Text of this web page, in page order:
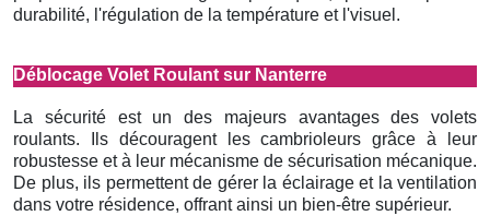
durabilité, l'régulation de la température et l'visuel.
Déblocage Volet Roulant sur Nanterre
La sécurité est un des majeurs avantages des volets
roulants. Ils découragent les cambrioleurs grâce à leur
robustesse et à leur mécanisme de sécurisation mécanique.
De plus, ils permettent de gérer la éclairage et la ventilation
dans votre résidence, offrant ainsi un bien-être supérieur.